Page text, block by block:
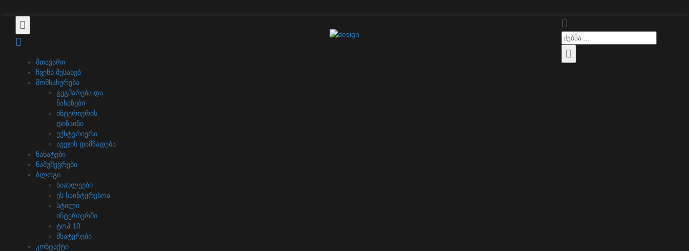
მთავარი
ჩვენს შესახებ
მომსახურება
გეგმარება და
ნახაზები
ინტერიერის
დიზაინი
ექსტერიერი
ავეჯის დამზადება
ნახატები
ნამუშევრები
ბლოგი
სიახლეები
ეს საინტერესოა
სტილი
ინტერიერში
ტოპ 10
მხატვრები
კონტაქტი